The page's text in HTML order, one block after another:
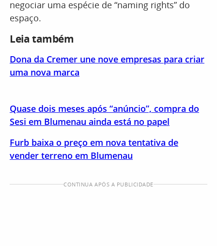
negociar uma espécie de “naming rights” do
espaço.
Leia também
Dona da Cremer une nove empresas para criar
uma nova marca
Quase dois meses após “anúncio”, compra do
Sesi em Blumenau ainda está no papel
Furb baixa o preço em nova tentativa de
vender terreno em Blumenau
CONTINUA APÓS A PUBLICIDADE